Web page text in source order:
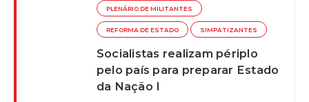
PLENÁRIO DE MILITANTES
REFORMA DE ESTADO SIMPATIZANTES
Socialistas realizam périplo
pelo país para preparar Estado
da Nação I